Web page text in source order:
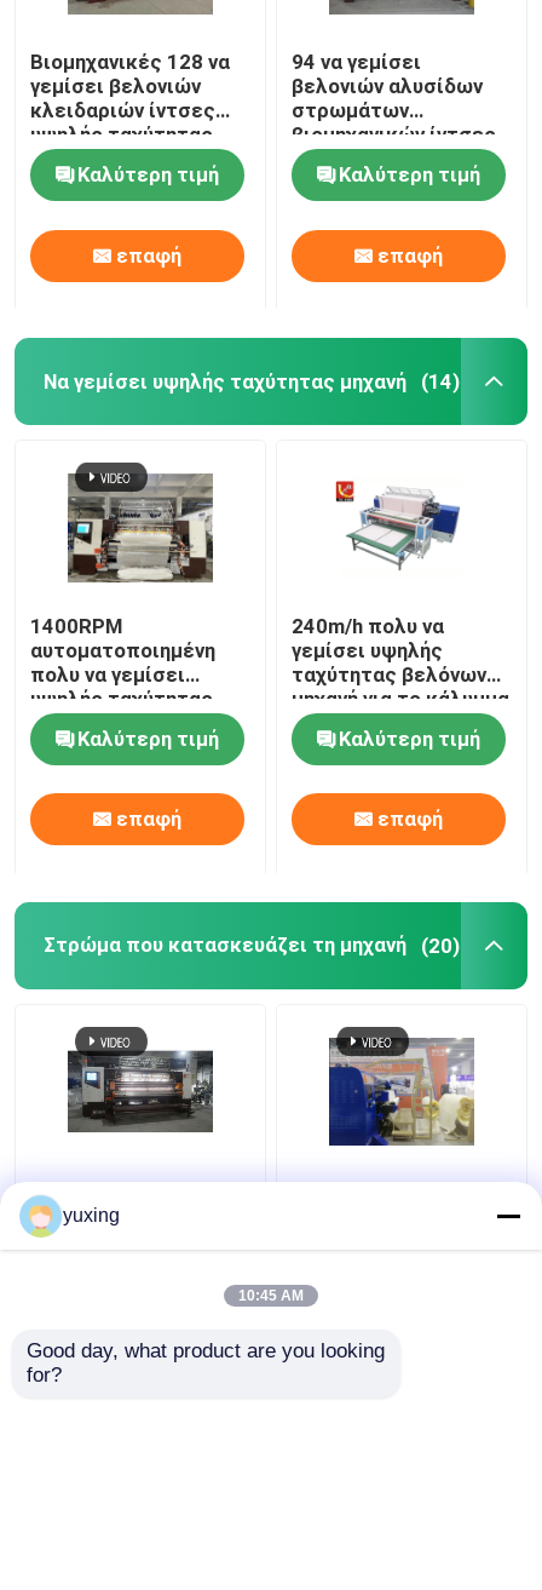
Βιομηχανικές 128 να
γεμίσει βελονιών
κλειδαριών ίντσες
υψηλής ταχύτητας
μηχανών
αυτοματοποιημένης
Καλύτερη τιμή
επαφή
94 να γεμίσει
βελονιών αλυσίδων
στρωμάτων
βιομηχανικών ίντσες
μηχανών
αυτοματοποιημένων
Καλύτερη τιμή
επαφή
Να γεμίσει υψηλής ταχύτητας μηχανή (14)
1400RPM
αυτοματοποιημένη
πολυ να γεμίσει
υψηλής ταχύτητας
βελόνων μηχανή για τα
σακάκιαΚαλύτερη τιμή
επαφή
240m/h πολυ να
γεμίσει υψηλής
ταχύτητας βελόνων
μηχανή για το κάλυμμα
Καλύτερη τιμή
επαφή
Στρώμα που κατασκευάζει τη μηχανή (20)
94 να γεμίσει
στρωμάτων ίντσας
αυτόματη μηχανή με
μηχανή
yuxing
10:45 AM
Good day, what product are you looking
for?